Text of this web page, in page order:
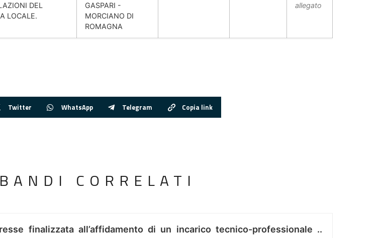
DEL
LOCALE.
GASPARI -
MORCIANO DI
ROMAGNA
allegato
Twitter WhatsApp Telegram Copia link
CORRELATI
finalizzata all’affidamento di un incarico tecnico-professionale ..